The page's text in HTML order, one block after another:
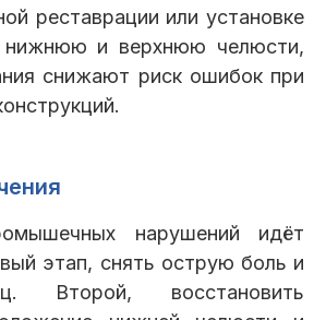
реставрации или установке
нижнюю и верхнюю челюсти,
снижают риск ошибок при
нарушений идёт
этап, снять острую боль и
Второй, восстановить